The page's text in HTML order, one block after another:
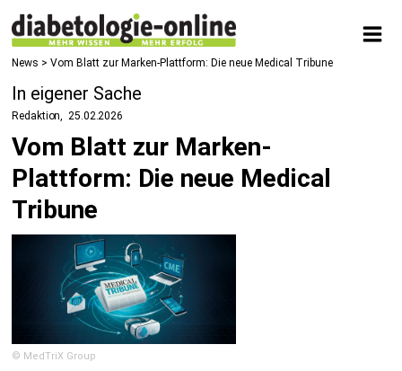
News > Vom Blatt zur Marken-Plattform: Die neue Medical Tribune
In eigener Sache
Redaktion 25.02.2026
Vom Blatt zur Marken-
Plattform: Die neue Medical
Tribune
© MedTriX Group